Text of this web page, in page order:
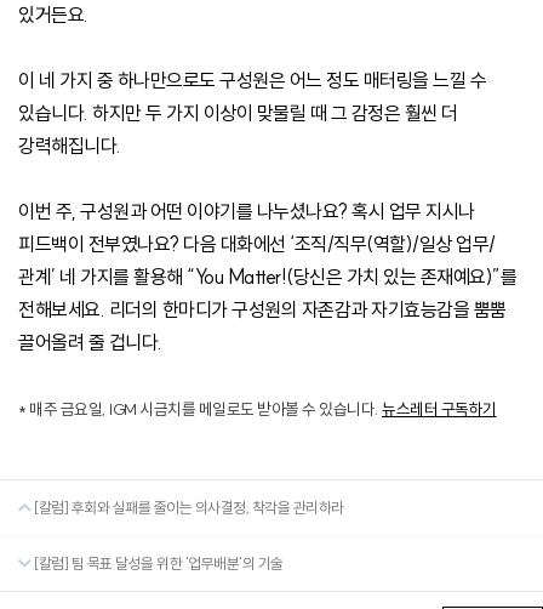
있거든요.
이 네 가지 중 하나만으로도 구성원은 어느 정도 매터링을 느낄 수
있습니다. 하지만 두 가지 이상이 맞물릴 때 그 감정은 훨씬 더
강력해집니다.
이번 주, 구성원과 어떤 이야기를 나누셨나요? 혹시 업무 지시나
피드백이 전부였나요? 다음 대화에선 ‘조직/직무(역할)/일상 업무/
관계’ 네 가지를 활용해 “You Matter!(당신은 가치 있는 존재예요)”를
전해보세요. 리더의 한마디가 구성원의 자존감과 자기효능감을 뿜뿜
끌어올려 줄 겁니다.
* 매주 금요일, IGM 시금치를 메일로도 받아볼 수 있습니다. 뉴스레터 구독하기
[칼럼] 후회와 실패를 줄이는 의사결정, 착각을 관리하라
[칼럼] 팀 목표 달성을 위한 '업무배분'의 기술